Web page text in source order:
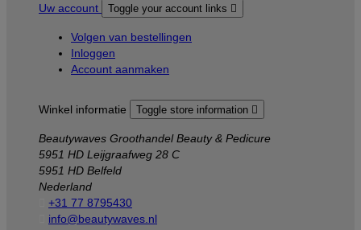
Uw account Toggle your account links 
Volgen van bestellingen
Inloggen
Account aanmaken
Winkel informatie Toggle store information 
Beautywaves Groothandel Beauty & Pedicure
5951 HD Leijgraafweg 28 C
5951 HD Belfeld
Nederland
+31 77 8795430
info@beautywaves.nl